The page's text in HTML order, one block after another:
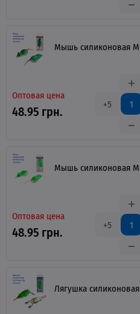
Мышь силиконовая
Оптовая цена
48.95 грн. +5
Мышь силиконовая
Оптовая цена
48.95 грн. +5
Лягушка